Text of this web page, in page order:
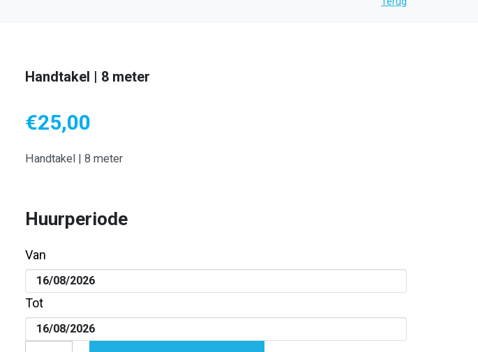
Handtakel | 8 meter
€25,00
Handtakel | 8 meter
Huurperiode
Van
Tot